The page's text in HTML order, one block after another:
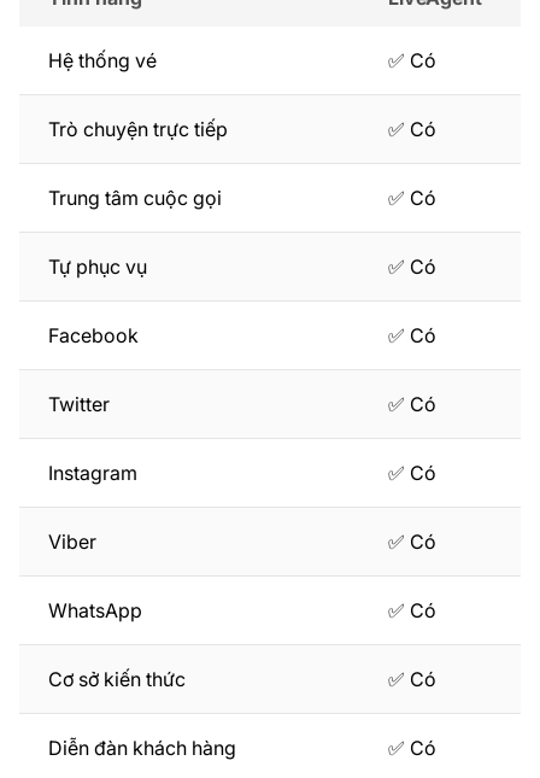
Hệ thống vé ✅ Có
Trò chuyện trực tiếp ✅ Có
Trung tâm cuộc gọi ✅ Có
Tự phục vụ ✅ Có
Facebook ✅ Có
Twitter ✅ Có
Instagram ✅ Có
Viber ✅ Có
WhatsApp ✅ Có
Cơ sở kiến thức ✅ Có
Diễn đàn khách hàng ✅ Có